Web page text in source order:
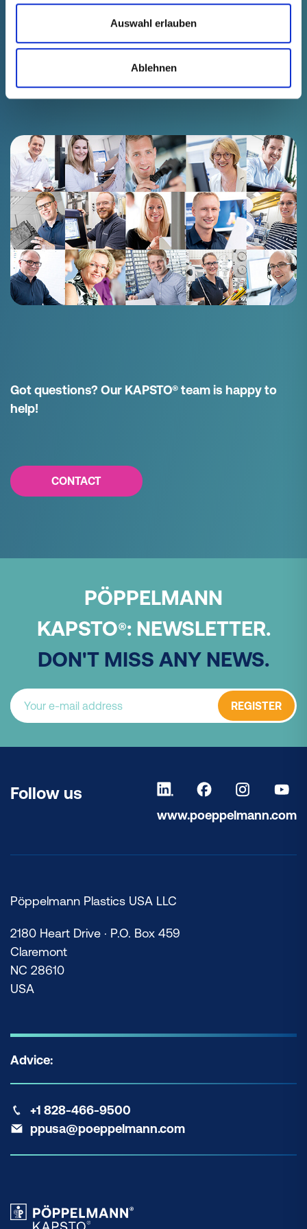
Auswahl erlauben
Ablehnen
Got questions? Our KAPSTO® team is happy to
help!
CONTACT
PÖPPELMANN
KAPSTO®: NEWSLETTER.
DON'T MISS ANY NEWS.
REGISTER
Follow us
www.poeppelmann.com
Pöppelmann Plastics USA LLC
2180 Heart Drive · P.O. Box 459
Claremont
NC 28610
USA
Advice:
+1 828-466-9500
ppusa@poeppelmann.com